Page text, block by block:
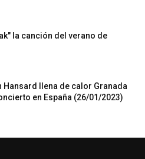
la canción del verano de
Hansard llena de calor Granada
en España (26/01/2023)